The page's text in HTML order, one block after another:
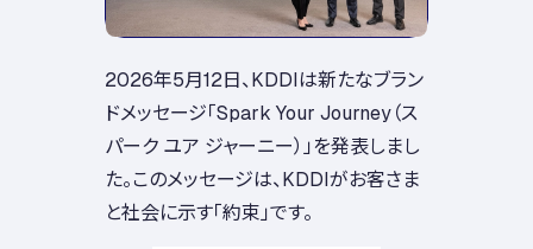
2026年5月12日、KDDIは新たなブラン
ドメッセージ「Spark Your Journey（ス
パーク ユア ジャーニー）」を発表しまし
た。このメッセージは、KDDIがお客さま
と社会に示す「約束」です。